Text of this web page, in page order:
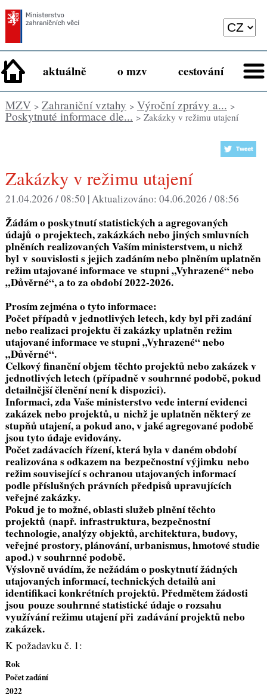
aktuálně o mzv cestování
MZV> Zahraniční vztahy > Výroční zprávy a... >
Poskytnuté informace dle... > Zakázky v režimu utajení
Zakázky v režimu utajení
21.04.2026 / 08:50 |Aktualizováno: 04.06.2026 / 08:56
Žádám o poskytnutí statistických a agregovaných
údajů o projektech, zakázkách nebo jiných smluvních
plněních realizovaných Vaším ministerstvem, u nichž
byl v souvislosti s jejich zadáním nebo plněním uplatněn
režim utajované informace ve stupni „Vyhrazené“ nebo
„Důvěrné“, a to za období 2022-2026.
Prosím zejména o tyto informace:
Počet případů v jednotlivých letech, kdy byl při zadání
nebo realizaci projektu či zakázky uplatněn režim
utajované informace ve stupni „Vyhrazené“ nebo
„Důvěrné“.
Celkový finanční objem těchto projektů nebo zakázek v
jednotlivých letech (případně v souhrnné podobě, pokud
detailnější členění není k dispozici).
Informaci, zda Vaše ministerstvo vede interní evidenci
zakázek nebo projektů, u nichž je uplatněn některý ze
stupňů utajení, a pokud ano, v jaké agregované podobě
jsou tyto údaje evidovány.
Počet zadávacích řízení, která byla v daném období
realizována s odkazem na bezpečnostní výjimku nebo
režim související s ochranou utajovaných informací
podle příslušných právních předpisů upravujících
veřejné zakázky.
Pokud je to možné, oblasti služeb plnění těchto
projektů (např. infrastruktura, bezpečnostní
technologie, analýzy objektů, architektura, budovy,
veřejné prostory, plánování, urbanismus, hmotové studie
apod.) v souhrnné podobě.
Výslovně uvádím, že nežádám o poskytnutí žádných
utajovaných informací, technických detailů ani
identifikaci konkrétních projektů. Předmětem žádosti
jsou pouze souhrnné statistické údaje o rozsahu
využívání režimu utajení při zadávání projektů nebo
zakázek.
K požadavku č. 1:
Rok
Počet zadání
2022